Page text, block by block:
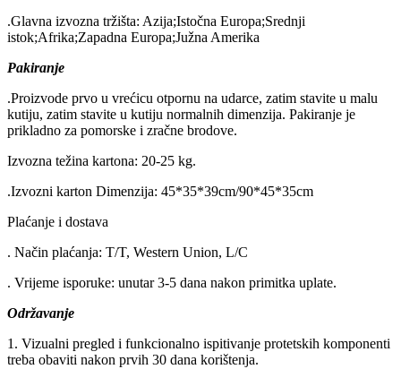
.Glavna izvozna tržišta: Azija;Istočna Europa;Srednji
istok;Afrika;Zapadna Europa;Južna Amerika
Pakiranje
.Proizvode prvo u vrećicu otpornu na udarce, zatim stavite u malu
kutiju, zatim stavite u kutiju normalnih dimenzija. Pakiranje je
prikladno za pomorske i zračne brodove.
Izvozna težina kartona: 20-25 kg.
.Izvozni karton Dimenzija: 45*35*39cm/90*45*35cm
Plaćanje i dostava
. Način plaćanja: T/T, Western Union, L/C
. Vrijeme isporuke: unutar 3-5 dana nakon primitka uplate.
Održavanje
1. Vizualni pregled i funkcionalno ispitivanje protetskih komponenti
treba obaviti nakon prvih 30 dana korištenja.